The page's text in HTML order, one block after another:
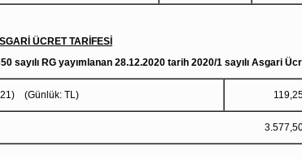
ÜCRET TARİFESİ
sayılı RG yayımlanan 28.12.2020 tarih 2020/1 sayılı Asgari
(Günlük: TL)
3.577,50